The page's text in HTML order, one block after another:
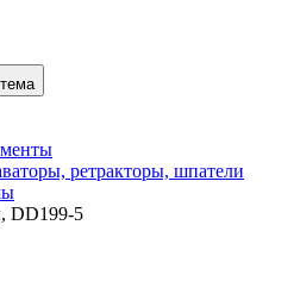
ретракторы, шпатели
DD199-5